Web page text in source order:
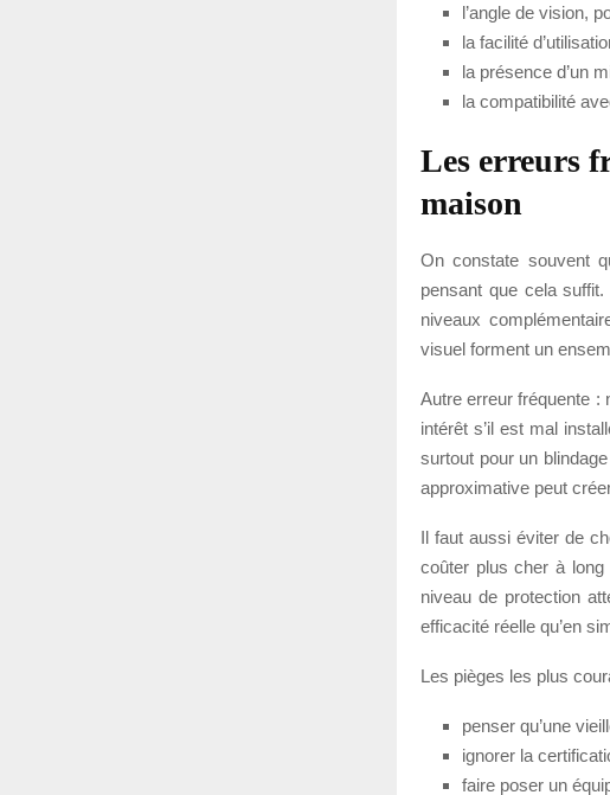
l’angle de vision,
la facilité
la présence d’un
la compatibilité
Les erreurs
maison
On constate souvent
pensant que cela
niveaux
visuel forment un
Autre erreur fréquente :
intérêt s’il est mal
surtout pour un
approximative peut
Il faut aussi éviter de
coûter plus cher à long
niveau de protection
efficacité réelle qu’en
Les pièges les plus
penser qu’une
ignorer la
faire poser un